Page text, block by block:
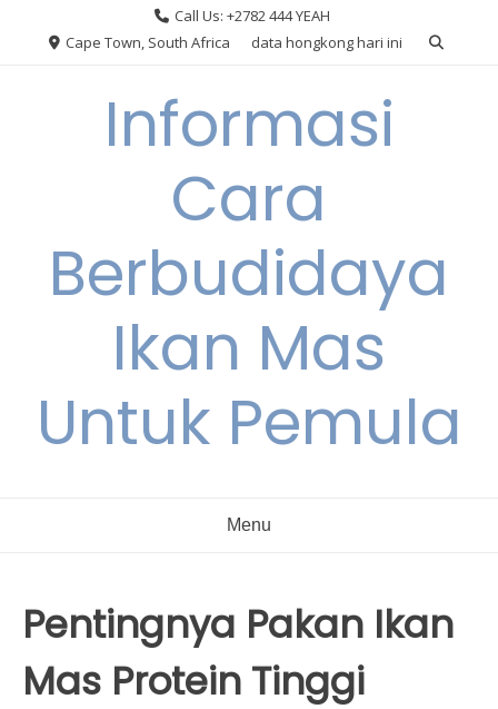
Call Us: +2782 444 YEAH
Cape Town, South Africa
data hongkong hari ini
Informasi
Cara
Berbudidaya
Ikan Mas
Untuk Pemula
Menu
Pentingnya Pakan Ikan
Mas Protein Tinggi